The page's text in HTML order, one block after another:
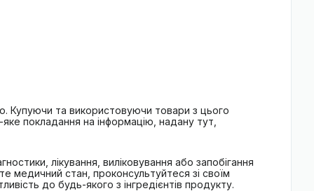
Купуючи та використовуючи товари з цього
покладання на інформацію, надану тут,
лікування, виліковування або запобігання
медичний стан, проконсультуйтеся зі своїм
до будь-якого з інгредієнтів продукту.